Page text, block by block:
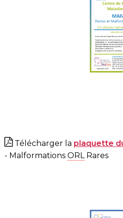
Télécharger la plaquette
- Malformations ORLRares